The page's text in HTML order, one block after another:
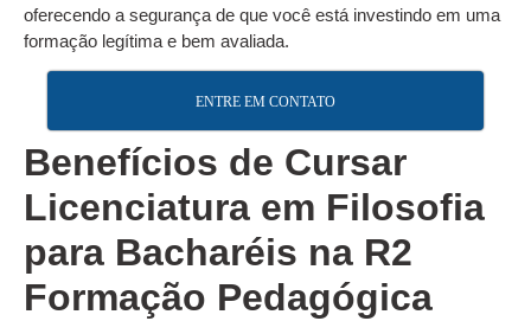
oferecendo a segurança de que você está investindo em uma
formação legítima e bem avaliada.
ENTRE EM CONTATO
Benefícios de Cursar
Licenciatura em Filosofia
para Bacharéis na R2
Formação Pedagógica